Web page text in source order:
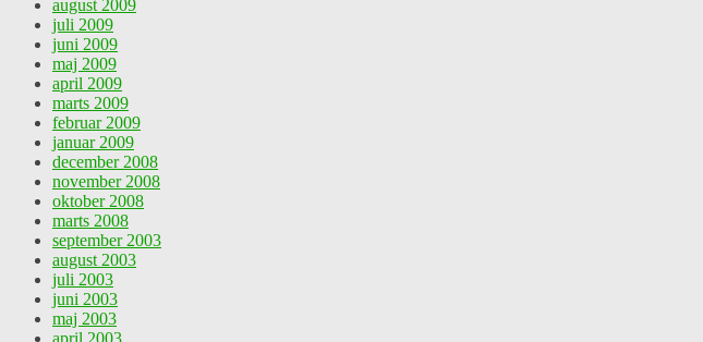
august 2009
juli 2009
juni 2009
maj 2009
april 2009
marts 2009
februar 2009
januar 2009
december 2008
november 2008
oktober 2008
marts 2008
september 2003
august 2003
juli 2003
juni 2003
maj 2003
april 2003